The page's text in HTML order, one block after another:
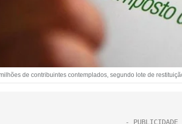
de contribuintes contemplados, segundo lote de